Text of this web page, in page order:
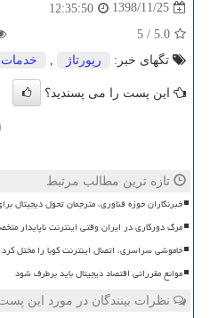
1398/11/25
12:35:50
5.0
/
5
تگهای خبر:
رپورتاژ , خدمات
این پست را می پسندید؟
تازه ترین مطالب مرتبط
خبرنگاران حوزه فناوری، مترجمان تحول دیجیتال
مرگ دورکاری در ایران وقتی اینترنت ناپایدار
خاموشی سراسری، اتصال اینترنت کوبا را مختل کرد
موانع مقرراتی اقتصاد دیجیتال باید برطرف شود
نظرات بینندگان در مورد این